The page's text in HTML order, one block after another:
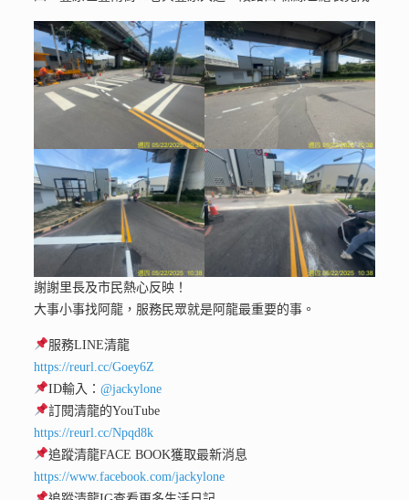
謝謝里長及市民熱心反映！
大事小事找阿龍，服務民眾就是阿龍最重要的事。
服務LINE清龍
https://reurl.cc/Goey6Z
ID輸入：@jackylone
訂閱清龍的YouTube
https://reurl.cc/Npqd8k
追蹤清龍FACE BOOK獲取最新消息
https://www.facebook.com/jackylone